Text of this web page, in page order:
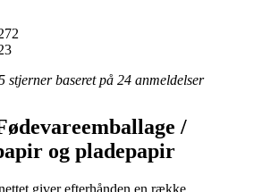
stjerner baseret på 24 anmeldelser
/
og pladepapir
giver efterhånden en række